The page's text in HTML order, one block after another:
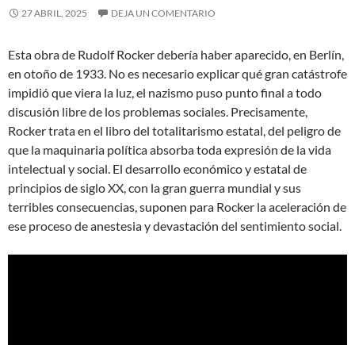
27 ABRIL, 2025 DEJA UN COMENTARIO
Esta obra de Rudolf Rocker debería haber aparecido, en Berlín,
en otoño de 1933. No es necesario explicar qué gran catástrofe
impidió que viera la luz, el nazismo puso punto final a todo
discusión libre de los problemas sociales. Precisamente,
Rocker trata en el libro del totalitarismo estatal, del peligro de
que la maquinaria política absorba toda expresión de la vida
intelectual y social. El desarrollo económico y estatal de
principios de siglo XX, con la gran guerra mundial y sus
terribles consecuencias, suponen para Rocker la aceleración de
ese proceso de anestesia y devastación del sentimiento social.